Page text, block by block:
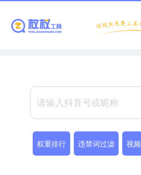
权重排行 违禁词过滤 视